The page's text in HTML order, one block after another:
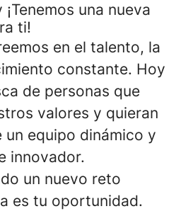
una nueva
ti!
en el talento, la
constante. Hoy
de personas que
valores y quieran
equipo dinámico y
innovador.
un nuevo reto
es tu oportunidad.